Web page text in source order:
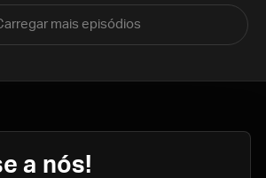
mais episódios
a nós!